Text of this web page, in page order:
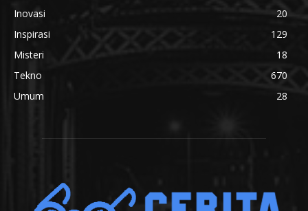
Inovasi
20
Inspirasi
129
Misteri
18
Tekno
670
Umum
28